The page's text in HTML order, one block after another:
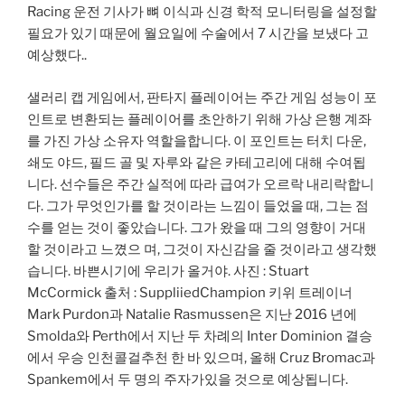
Racing 운전 기사가 뼈 이식과 신경 학적 모니터링을 설정할
필요가 있기 때문에 월요일에 수술에서 7 시간을 보냈다 고
예상했다..
샐러리 캡 게임에서, 판타지 플레이어는 주간 게임 성능이 포
인트로 변환되는 플레이어를 초안하기 위해 가상 은행 계좌
를 가진 가상 소유자 역할을합니다. 이 포인트는 터치 다운,
쇄도 야드, 필드 골 및 자루와 같은 카테고리에 대해 수여됩
니다. 선수들은 주간 실적에 따라 급여가 오르락 내리락합니
다. 그가 무엇인가를 할 것이라는 느낌이 들었을 때, 그는 점
수를 얻는 것이 좋았습니다. 그가 왔을 때 그의 영향이 거대
할 것이라고 느꼈으 며, 그것이 자신감을 줄 것이라고 생각했
습니다. 바쁜시기에 우리가 올거야. 사진 : Stuart
McCormick 출처 : SuppliiedChampion 키위 트레이너
Mark Purdon과 Natalie Rasmussen은 지난 2016 년에
Smolda와 Perth에서 지난 두 차례의 Inter Dominion 결승
에서 우승 인천콜걸추천 한 바 있으며, 올해 Cruz Bromac과
Spankem에서 두 명의 주자가있을 것으로 예상됩니다.